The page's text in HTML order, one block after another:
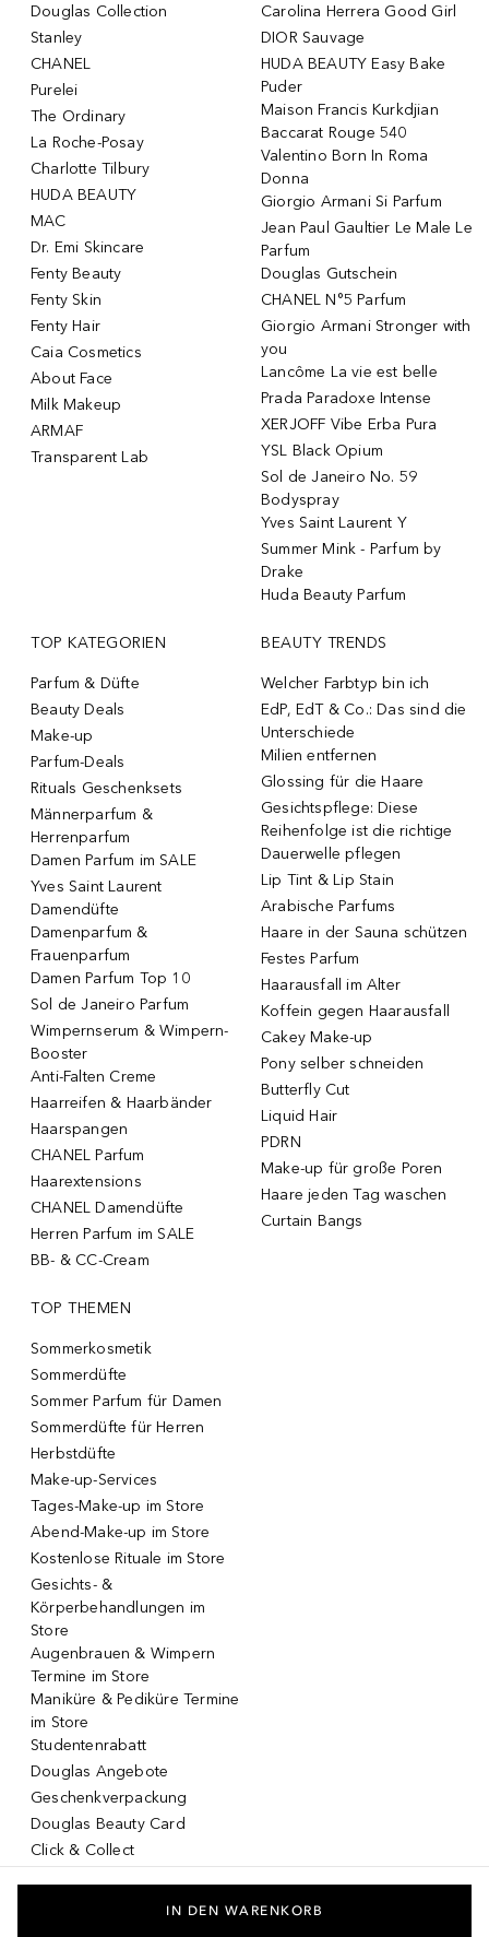
Douglas Collection
Stanley
CHANEL
Purelei
The Ordinary
La Roche-Posay
Charlotte Tilbury
HUDA BEAUTY
MAC
Dr. Emi Skincare
Fenty Beauty
Fenty Skin
Fenty Hair
Caia Cosmetics
About Face
Milk Makeup
ARMAF
Transparent Lab
Carolina Herrera Good Girl
DIOR Sauvage
HUDA BEAUTY Easy Bake
Puder
Maison Francis Kurkdjian
Baccarat Rouge 540
Valentino Born In Roma
Donna
Giorgio Armani Si Parfum
Jean Paul Gaultier Le Male Le
Parfum
Douglas Gutschein
CHANEL N°5 Parfum
Giorgio Armani Stronger with
you
Lancôme La vie est belle
Prada Paradoxe Intense
XERJOFF Vibe Erba Pura
YSL Black Opium
Sol de Janeiro No. 59
Bodyspray
Yves Saint Laurent Y
Summer Mink - Parfum by
Drake
Huda Beauty Parfum
TOP KATEGORIEN
Parfum & Düfte
Beauty Deals
Make-up
Parfum-Deals
Rituals Geschenksets
Männerparfum &
Herrenparfum
Damen Parfum im SALE
Yves Saint Laurent
Damendüfte
Damenparfum &
Frauenparfum
Damen Parfum Top 10
Sol de Janeiro Parfum
Wimpernserum & Wimpern-
Booster
Anti-Falten Creme
Haarreifen & Haarbänder
Haarspangen
CHANEL Parfum
Haarextensions
CHANEL Damendüfte
Herren Parfum im SALE
BB- & CC-Cream
BEAUTY TRENDS
Welcher Farbtyp bin ich
EdP, EdT & Co.: Das sind die
Unterschiede
Milien entfernen
Glossing für die Haare
Gesichtspflege: Diese
Reihenfolge ist die richtige
Dauerwelle pflegen
Lip Tint & Lip Stain
Arabische Parfums
Haare in der Sauna schützen
Festes Parfum
Haarausfall im Alter
Koffein gegen Haarausfall
Cakey Make-up
Pony selber schneiden
Butterfly Cut
Liquid Hair
PDRN
Make-up für große Poren
Haare jeden Tag waschen
Curtain Bangs
TOP THEMEN
Sommerkosmetik
Sommerdüfte
Sommer Parfum für Damen
Sommerdüfte für Herren
Herbstdüfte
Make-up-Services
Tages-Make-up im Store
Abend-Make-up im Store
Kostenlose Rituale im Store
Gesichts- &
Körperbehandlungen im
Store
Augenbrauen & Wimpern
Termine im Store
Maniküre & Pediküre Termine
im Store
Studentenrabatt
Douglas Angebote
Geschenkverpackung
Douglas Beauty Card
Click & Collect
IN DEN WARENKORB